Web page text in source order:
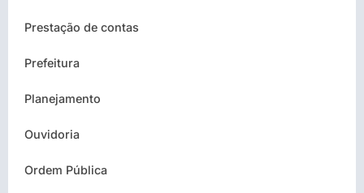
Prestação de contas
Prefeitura
Planejamento
Ouvidoria
Ordem Pública